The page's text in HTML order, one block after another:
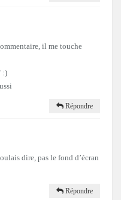
il me touche
:)
Répondre
dire, pas le fond d’écran
Répondre